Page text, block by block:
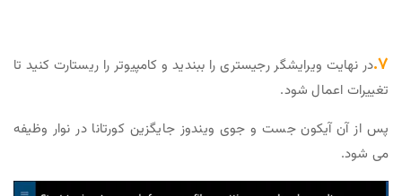
رجیستری را ببندید و کامپیوتر را ریستارت کنید تا
شود‌.
جست و جوی ویندوز جایگزین کورتانا در نوار وظیفه